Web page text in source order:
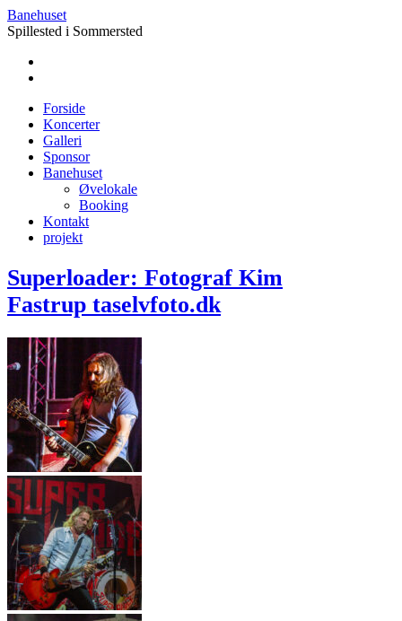
Banehuset
Spillested i Sommersted
Forside
Koncerter
Galleri
Sponsor
Banehuset
Øvelokale
Booking
Kontakt
projekt
Superloader: Fotograf Kim
Fastrup taselvfoto.dk